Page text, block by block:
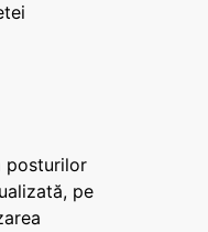
posturilor
pe